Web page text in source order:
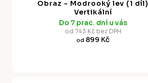
Obraz - Modrooký lev (1 díl)
Vertikální
Do 7 prac. dní u vás
od 743 Kč bez DPH
od 899 Kč